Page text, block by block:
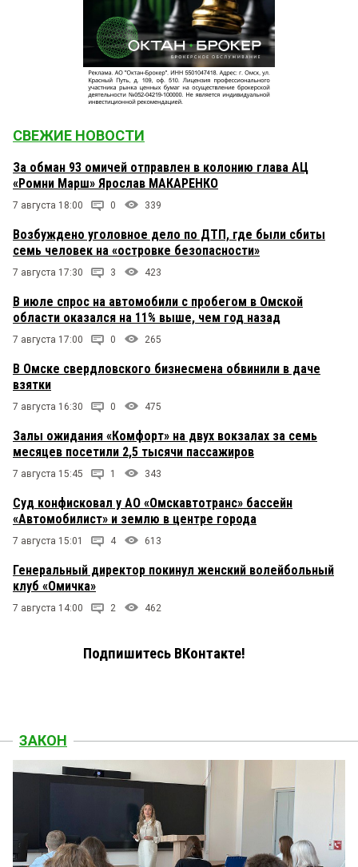
СВЕЖИЕ НОВОСТИ
За обман 93 омичей отправлен в колонию глава АЦ
«Ромни Марш» Ярослав МАКАРЕНКО
7 августа 18:00 0 339
Возбуждено уголовное дело по ДТП, где были сбиты
семь человек на «островке безопасности»
7 августа 17:30 3 423
В июле спрос на автомобили с пробегом в Омской
области оказался на 11% выше, чем год назад
7 августа 17:00 0 265
В Омске свердловского бизнесмена обвинили в даче
взятки
7 августа 16:30 0 475
Залы ожидания «Комфорт» на двух вокзалах за семь
месяцев посетили 2,5 тысячи пассажиров
7 августа 15:45 1 343
Суд конфисковал у АО «Омскавтотранс» бассейн
«Автомобилист» и землю в центре города
7 августа 15:01 4 613
Генеральный директор покинул женский волейбольный
клуб «Омичка»
7 августа 14:00 2 462
Подпишитесь ВКонтакте!
ЗАКОН